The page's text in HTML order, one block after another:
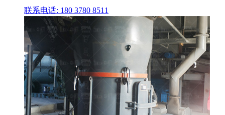
联系电话: 180 3780 8511